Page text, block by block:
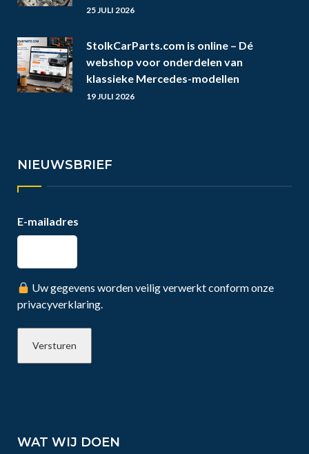
25 JULI 2026
StolkCarParts.com is online – Dé
webshop voor onderdelen van
klassieke Mercedes-modellen
19 JULI 2026
NIEUWSBRIEF
E-mailadres
Uw gegevens worden veilig verwerkt conform onze
privacyverklaring.
WAT WIJ DOEN